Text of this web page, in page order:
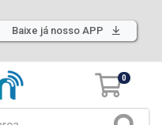
Baixe já nosso APP
0